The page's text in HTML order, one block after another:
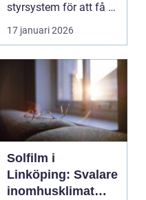
styrsystem för att få ut
mer av bilen, husbilen
el...
17 januari 2026
Solfilm i
Linköping: Svalare
inomhusklimat